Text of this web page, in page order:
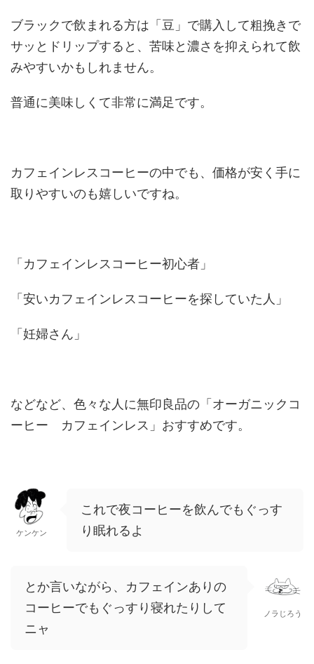
ブラックで飲まれる方は「豆」で購入して粗挽きで
サッとドリップすると、苦味と濃さを抑えられて飲
みやすいかもしれません。
普通に美味しくて非常に満足です。
カフェインレスコーヒーの中でも、価格が安く手に
取りやすいのも嬉しいですね。
「カフェインレスコーヒー初心者」
「安いカフェインレスコーヒーを探していた人」
「妊婦さん」
などなど、色々な人に無印良品の「オーガニックコ
ーヒー カフェインレス」おすすめです。
ケンケン
これで夜コーヒーを飲んでもぐっす
り眠れるよ
とか言いながら、カフェインありの
コーヒーでもぐっすり寝れたりして
ニャ
ノラじろう